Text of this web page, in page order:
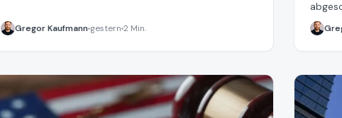
Gregor Kaufmann gestern 2 Min.
Bitcoin.